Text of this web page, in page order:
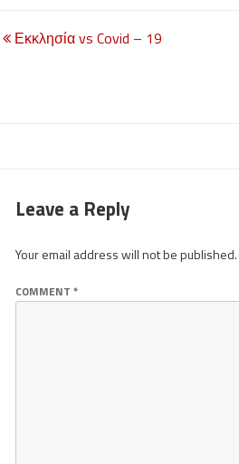
Post
Εκκλησία vs Covid – 19
Leave a Reply
Your email address will not be published.
COMMENT *